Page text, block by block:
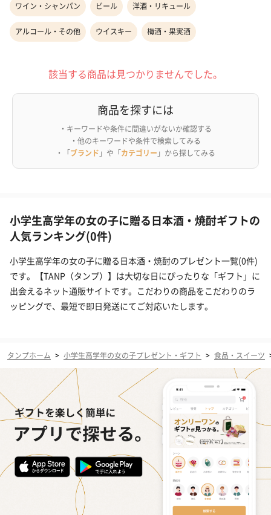
ワイン・シャンパン ビール 洋酒・リキュール
アルコール・その他 ウイスキー 梅酒・果実酒
該当する商品は見つかりませんでした。
商品を探すには
・キーワードや条件に間違いがないか確認する
・他のキーワードや条件で検索してみる
・「ブランド 」や「カテゴリー 」から探してみる
小学生高学年の女の子に贈る日本酒・焼酎ギフトの
人気ランキング(0件)
小学生高学年の女の子に贈る日本酒・焼酎のプレゼント一覧(0件)
です。【TANP（タンプ）】は大切な日にぴったりな「ギフト」に
出会えるネット通販サイトです。こだわりの商品をこだわりのラ
ッピングで、最短で即日発送にてご対応いたします。
タンプホーム > 小学生高学年の女の子プレゼント・ギフト > 食品・スイーツ